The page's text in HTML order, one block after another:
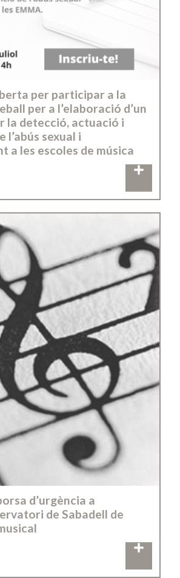
per participar a la
per a l’elaboració d’un
la detecció, actuació i
l’abús sexual i
a les escoles de música
d’urgència a
de Sabadell de